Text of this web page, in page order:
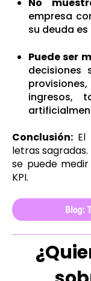
No
empresa
su deuda
Puede ser
decisiones
ingresos,
Conclusión: El
letras
se puede
KPI.